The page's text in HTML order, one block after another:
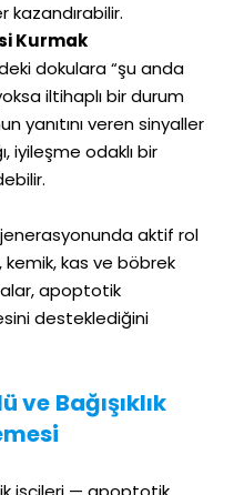
Kurmak
dokulara “şu anda
iltihaplı bir durum
yanıtını veren sinyaller
iyileşme odaklı bir
aktif rol
kemik, kas ve böbrek
apoptotik
desteklediğini
ve Bağışıklık